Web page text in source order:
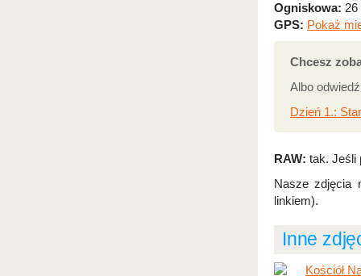
Ogniskowa:
GPS: Pokaż
Chcesz
Albo
Dzień 1.:
RAW: tak. Jeśli
Nasze zdjęcia
linkiem).
Inne